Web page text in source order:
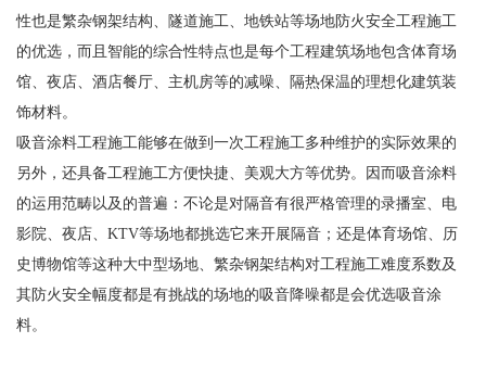
性也是繁杂钢架结构、隧道施工、地铁站等场地防火安全工程施工
的优选，而且智能的综合性特点也是每个工程建筑场地包含体育场
馆、夜店、酒店餐厅、主机房等的减噪、隔热保温的理想化建筑装
饰材料。
吸音涂料工程施工能够在做到一次工程施工多种维护的实际效果的
另外，还具备工程施工方便快捷、美观大方等优势。因而吸音涂料
的运用范畴以及的普遍：不论是对隔音有很严格管理的录播室、电
影院、夜店、KTV等场地都挑选它来开展隔音；还是体育场馆、历
史博物馆等这种大中型场地、繁杂钢架结构对工程施工难度系数及
其防火安全幅度都是有挑战的场地的吸音降噪都是会优选吸音涂
料。